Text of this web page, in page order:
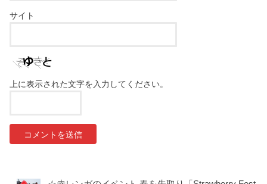
サイト
上に表示された文字を入力してください。